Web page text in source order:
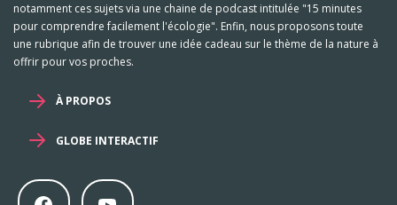
notamment ces sujets via une chaine de podcast intitulée "15 minutes
pour comprendre facilement l'écologie". Enfin, nous proposons toute
une rubrique afin de trouver une idée cadeau sur le thème de la nature à
offrir pour vos proches.
À PROPOS
GLOBE INTERACTIF